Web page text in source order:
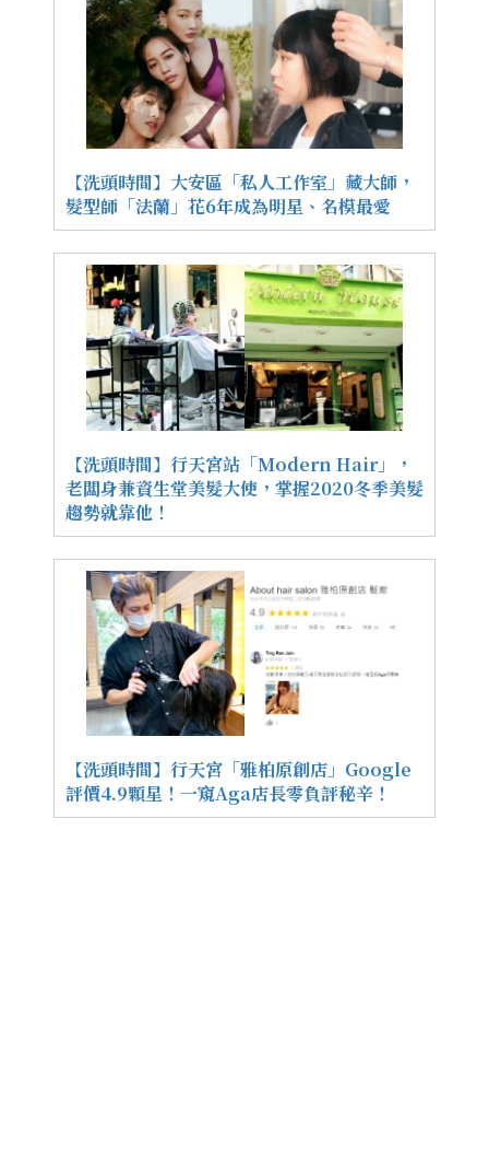
【洗頭時間】大安區「私人工作室」藏大師，
髮型師「法蘭」花6年成為明星、名模最愛
【洗頭時間】行天宮站「Modern Hair」，
老闆身兼資生堂美髮大使，掌握2020冬季美髮
趨勢就靠他！
【洗頭時間】行天宮「雅柏原創店」Google
評價4.9顆星！一窺Aga店長零負評秘辛！